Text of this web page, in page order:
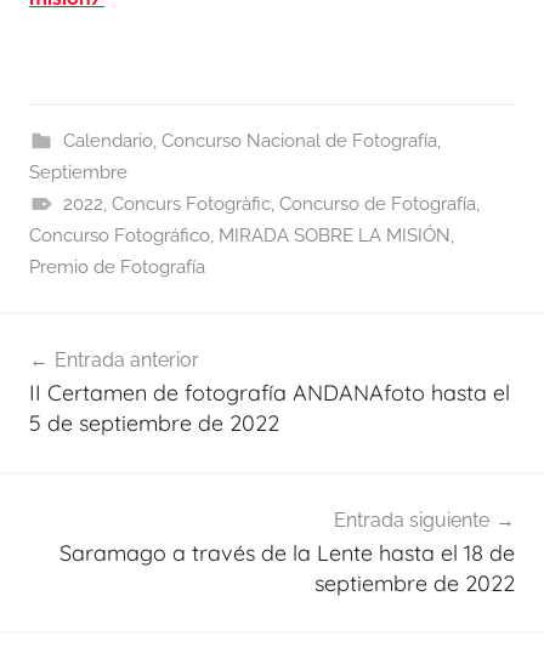
Calendario, Concurso Nacional de Fotografía,
Septiembre
2022, Concurs Fotogràfic, Concurso de Fotografía,
Concurso Fotográfico, MIRADA SOBRE LA MISIÓN,
Premio de Fotografía
de
entradas
Entrada anterior
II Certamen de fotografía ANDANAfoto hasta el
5 de septiembre de 2022
Entrada siguiente
Saramago a través de la Lente hasta el 18 de
septiembre de 2022